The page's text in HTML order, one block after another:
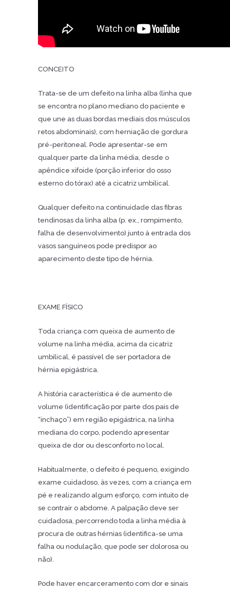
CONCEITO
Trata-se de um defeito na linha alba (linha que
se encontra no plano mediano do paciente e
que une as duas bordas mediais dos músculos
retos abdominais), com herniação de gordura
pré-peritoneal. Pode apresentar-se em
qualquer parte da linha média, desde o
apêndice xifoide (porção inferior do osso
esterno do tórax) até a cicatriz umbilical.
Qualquer defeito na continuidade das fibras
tendinosas da linha alba (p. ex., rompimento,
falha de desenvolvimento) junto à entrada dos
vasos sanguíneos pode predispor ao
aparecimento deste tipo de hérnia.
EXAME FÍSICO
Toda criança com queixa de aumento de
volume na linha média, acima da cicatriz
umbilical, é passível de ser portadora de
hérnia epigástrica.
A história característica é de aumento de
volume (identificação por parte dos pais de
“inchaço”) em região epigástrica, na linha
mediana do corpo, podendo apresentar
queixa de dor ou desconforto no local.
Habitualmente, o defeito é pequeno, exigindo
exame cuidadoso, às vezes, com a criança em
pé e realizando algum esforço, com intuito de
se contrair o abdome. A palpação deve ser
cuidadosa, percorrendo toda a linha média à
procura de outras hérnias (identifica-se uma
falha ou nodulação, que pode ser dolorosa ou
não).
Pode haver encarceramento com dor e sinais